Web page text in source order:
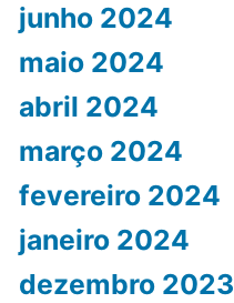
junho 2024
maio 2024
abril 2024
março 2024
fevereiro 2024
janeiro 2024
dezembro 2023